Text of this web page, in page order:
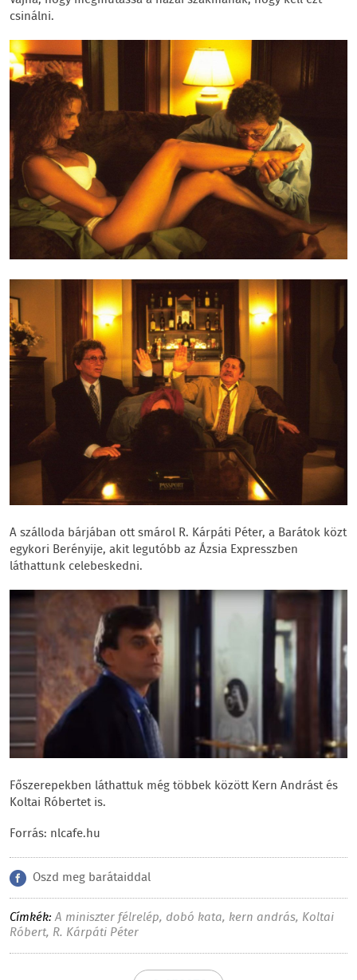
csinálni.
A szálloda bárjában ott smárol R. Kárpáti Péter, a Barátok közt
egykori Berényije, akit legutóbb az Ázsia Expresszben
láthattunk celebeskedni.
Főszerepekben láthattuk még többek között Kern Andrást és
Koltai Róbertet is.
Forrás: nlcafe.hu
Oszd meg barátaiddal
Címkék: A miniszter félrelép, dobó kata, kern andrás, Koltai
Róbert, R. Kárpáti Péter